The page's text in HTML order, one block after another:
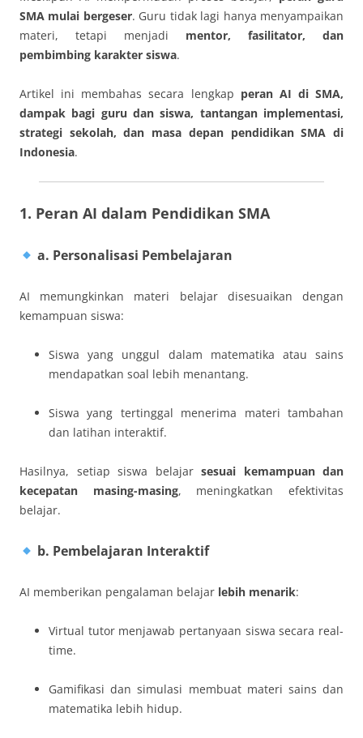
SMA mulai bergeser. Guru tidak lagi hanya menyampaikan
materi, tetapi menjadi mentor, fasilitator, dan
pembimbing karakter siswa.
Artikel ini membahas secara lengkap peran AI di SMA,
dampak bagi guru dan siswa, tantangan implementasi,
strategi sekolah, dan masa depan pendidikan SMA di
Indonesia.
1. Peran AI dalam Pendidikan SMA
a. Personalisasi Pembelajaran
AI memungkinkan materi belajar disesuaikan dengan
kemampuan siswa:
Siswa yang unggul dalam matematika atau sains
mendapatkan soal lebih menantang.
Siswa yang tertinggal menerima materi tambahan
dan latihan interaktif.
Hasilnya, setiap siswa belajar sesuai kemampuan dan
kecepatan masing-masing, meningkatkan efektivitas
belajar.
b. Pembelajaran Interaktif
AI memberikan pengalaman belajar lebih menarik:
Virtual tutor menjawab pertanyaan siswa secara real-
time.
Gamifikasi dan simulasi membuat materi sains dan
matematika lebih hidup.